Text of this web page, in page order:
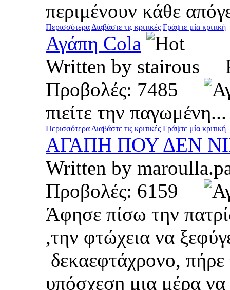
περιμένουν κάθε
ΠερισσότεραΔιαβάστε τις κριτικές Γράψτε μία κριτική
Αγάπη Cola
Written by stairous
Προβολές: 7485
πιείτε την παγωμένη...
ΠερισσότεραΔιαβάστε τις κριτικές Γράψτε μία κριτική
ΑΓΑΠΗ ΠΟΥ ΔΕΝ
Written by
Προβολές: 6159
Άφησε πίσω την
,την φτώχεια να
δεκαεφτάχρονο,
υπόσχεση μια μέρα